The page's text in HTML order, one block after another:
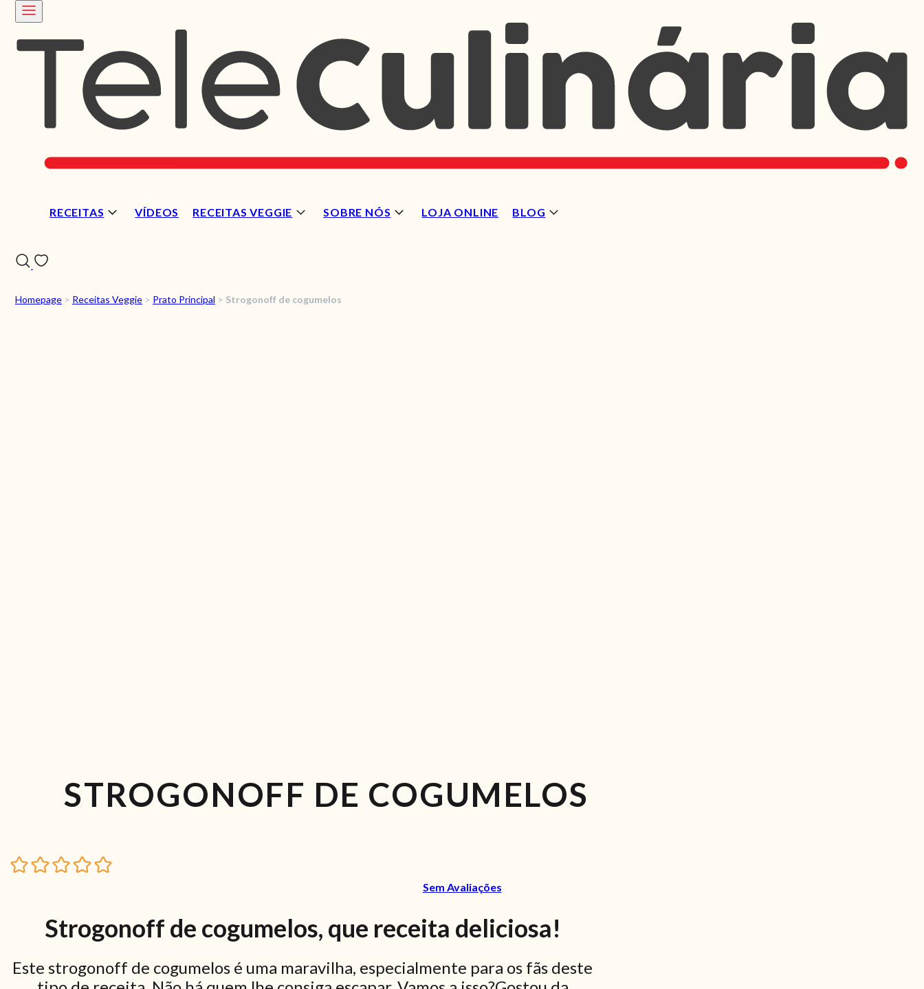
RECEITAS VÍDEOS RECEITAS VEGGIE SOBRE NÓS LOJA ONLINE BLOG
Homepage > Receitas Veggie > Prato Principal > Strogonoff de cogumelos
STROGONOFF DE COGUMELOS
Sem Avaliações
Strogonoff de cogumelos, que receita deliciosa!
Este strogonoff de cogumelos é uma maravilha, especialmente para os fãs deste